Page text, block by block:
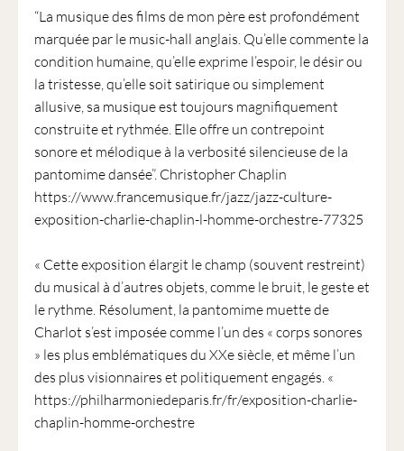
“La musique des films de mon père est profondément
marquée par le music-hall anglais. Qu’elle commente la
condition humaine, qu’elle exprime l’espoir, le désir ou
la tristesse, qu’elle soit satirique ou simplement
allusive, sa musique est toujours magnifiquement
construite et rythmée. Elle offre un contrepoint
sonore et mélodique à la verbosité silencieuse de la
pantomime dansée”. Christopher Chaplin
https://www.francemusique.fr/jazz/jazz-culture-
exposition-charlie-chaplin-l-homme-orchestre-77325
« Cette exposition élargit le champ (souvent restreint)
du musical à d’autres objets, comme le bruit, le geste et
le rythme. Résolument, la pantomime muette de
Charlot s’est imposée comme l’un des « corps sonores
» les plus emblématiques du XXe siècle, et même l’un
des plus visionnaires et politiquement engagés. «
https://philharmoniedeparis.fr/fr/exposition-charlie-
chaplin-homme-orchestre